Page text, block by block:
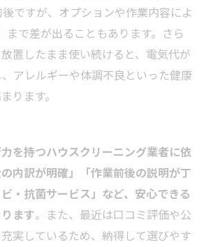
後ですが、オプションや作業内容によ
まで差が出ることもあります。さら
置したまま使い続けると、電気代が
、アレルギーや体調不良といった健康
ります。
を持つハウスクリーニング業者に依
内訳が明確」「作業前後の説明が丁
・抗菌サービス」など、安心できる
ます。また、最近は口コミ評価や公
実しているため、納得して選びやす